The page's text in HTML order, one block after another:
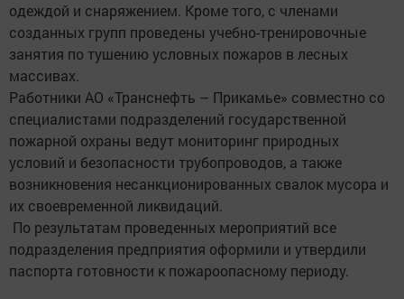
одеждой и снаряжением. Кроме того, с членами
созданных групп проведены учебно-тренировочные
занятия по тушению условных пожаров в лесных
массивах.
Работники АО «Транснефть – Прикамье» совместно со
специалистами подразделений государственной
пожарной охраны ведут мониторинг природных
условий и безопасности трубопроводов, а также
возникновения несанкционированных свалок мусора и
их своевременной ликвидаций.
По результатам проведенных мероприятий все
подразделения предприятия оформили и утвердили
паспорта готовности к пожароопасному периоду.